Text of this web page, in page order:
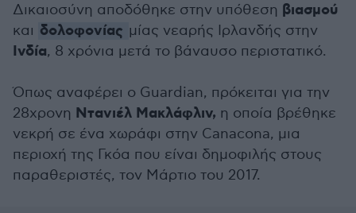
Δικαιοσύνη αποδόθηκε στην υπόθεση βιασμού
και δολοφονίας μίας νεαρής Ιρλανδής στην
Ινδία, 8 χρόνια μετά το βάναυσο περιστατικό.
Όπως αναφέρει ο Guardian, πρόκειται για την
28χρονη Ντανιέλ Μακλάφλιν, η οποία βρέθηκε
νεκρή σε ένα χωράφι στην Canacona, μια
περιοχή της Γκόα που είναι δημοφιλής στους
παραθεριστές, τον Μάρτιο του 2017.